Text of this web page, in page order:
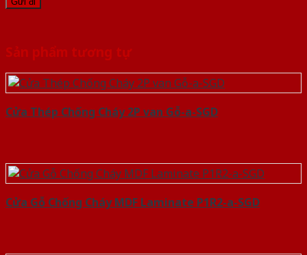
Sản phẩm tương tự
Cửa Thép Chống Cháy 2P van Gỗ-a-SGD
Cửa Gỗ Chống Cháy MDF Laminate P1R2-a-SGD